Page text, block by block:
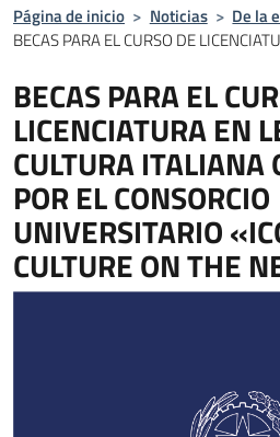
Página de inicio > Noticias > De la
BECAS PARA EL CURSO DE
BECAS PARA EL
LICENCIATURA EN
CULTURA ITALIANA
POR EL CONSORCIO
UNIVERSITARIO
CULTURE ON THE